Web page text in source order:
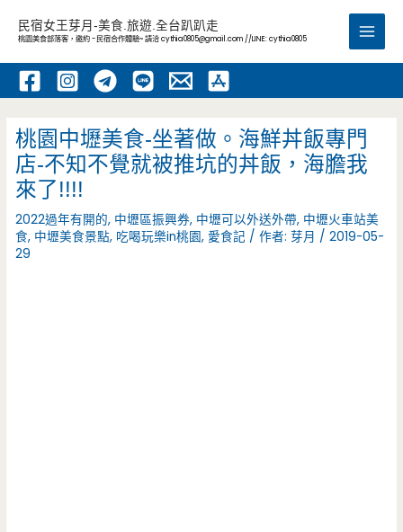
內
民宿女王芽月-美食.旅遊.全台趴趴走
桃園美食部落客，邀約 -民宿合作體驗~ 請洽cythia0805@gmail.com //LINE: cythia0805
Main
桃園中壢美食-坐著做。海鮮丼飯專門
店-不知不覺就被推坑的丼飯，海膽我
來了!!!!
2022過年有開的, 中壢區振興券, 中壢可以外送外帶, 中壢火車站美
食, 中壢美食景點, 吃喝玩樂in桃園, 愛食記 / 作者:芽月 /2019-05-
29